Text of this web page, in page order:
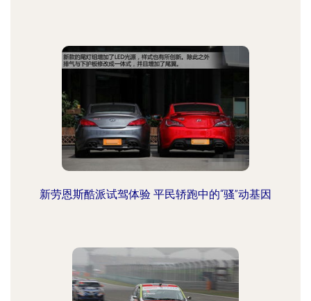
新劳恩斯酷派试驾体验 平民轿跑中的“骚”动基因